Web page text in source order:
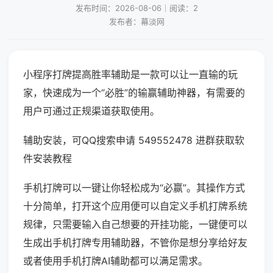
发布时间：2026-08-06｜阅读：2
发布者：幕淡网
小程序打牌提高胜率辅助是一款可以让一直输的玩
家，快速成为一个“必胜”的输赢辅助神器，有需要的
用户可通过正规渠道获取使用。
辅助安装，可QQ搜索申请 549552478 进群获取软
件安装教程
手机打牌可以一键让你轻松成为“必赢”。其操作方式
十分简单，打开这个应用便可以自定义手机打牌系统
规律，只需要输入自己想要的开挂功能，一键便可以
生成出手机打牌专用辅助器，不管你是想分享给好友
或者使用手机打牌AI辅助都可以满足需求。